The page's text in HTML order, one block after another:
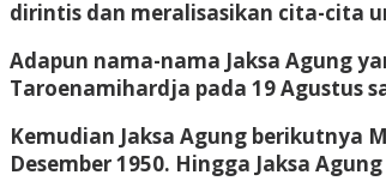
dirintis dan meralisasikan cita-cita
Adapun nama-nama Jaksa Agung
Taroenamihardja pada 19 Agustus
Kemudian Jaksa Agung berikutnya
Desember 1950. Hingga Jaksa